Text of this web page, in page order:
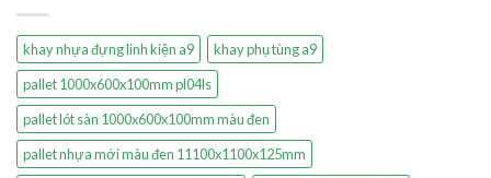
khay nhựa đựng linh kiện a9
khay phụ tùng a9
pallet 1000x600x100mm pl04ls
pallet lót sàn 1000x600x100mm màu đen
pallet nhựa mới màu đen 11100x1100x125mm